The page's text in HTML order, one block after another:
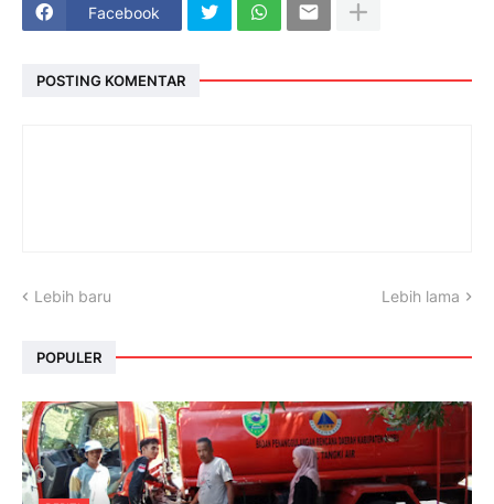
Facebook
POSTING KOMENTAR
Lebih baru Lebih lama
POPULER